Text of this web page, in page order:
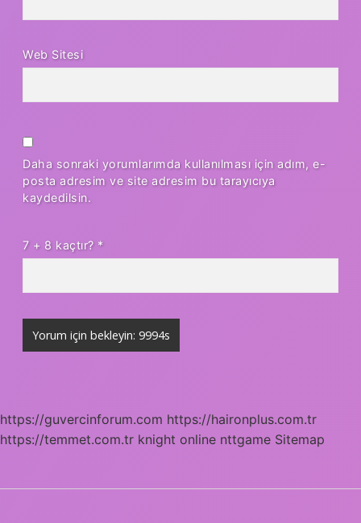
Web Sitesi
Daha sonraki yorumlarımda kullanılması için adım, e-
posta adresim ve site adresim bu tarayıcıya
kaydedilsin.
7 + 8 kaçtır? *
https://guvercinforum.com https://haironplus.com.tr
https://temmet.com.tr knight online nttgame Sitemap